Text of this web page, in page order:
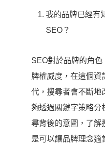
我的品牌已經有
SEO？
SEO對於品牌的角
牌權威度，在這個資
代，搜尋者會不斷地
夠透過關鍵字策略分
尋背後的意圖，了解
是可以讓品牌理念適